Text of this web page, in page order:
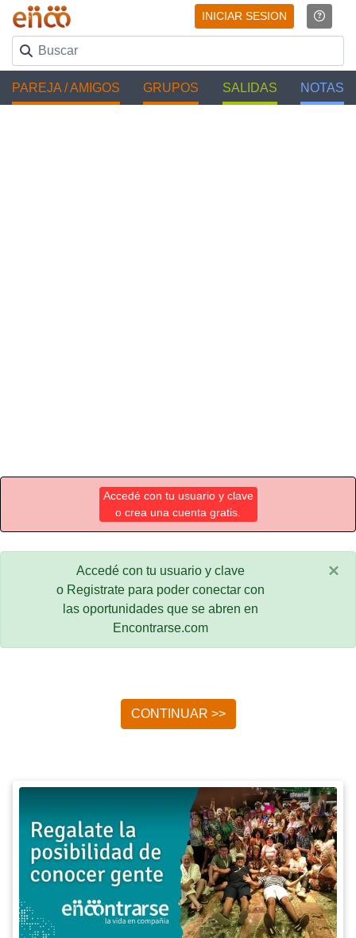
INICIAR SESION
PAREJA / AMIGOS GRUPOS SALIDAS NOTAS
Accedé con tu usuario y clave
o crea una cuenta gratis.
Accedé con tu usuario y clave
o Registrate para poder conectar con
las oportunidades que se abren en
Encontrarse.com
×
CONTINUAR >>